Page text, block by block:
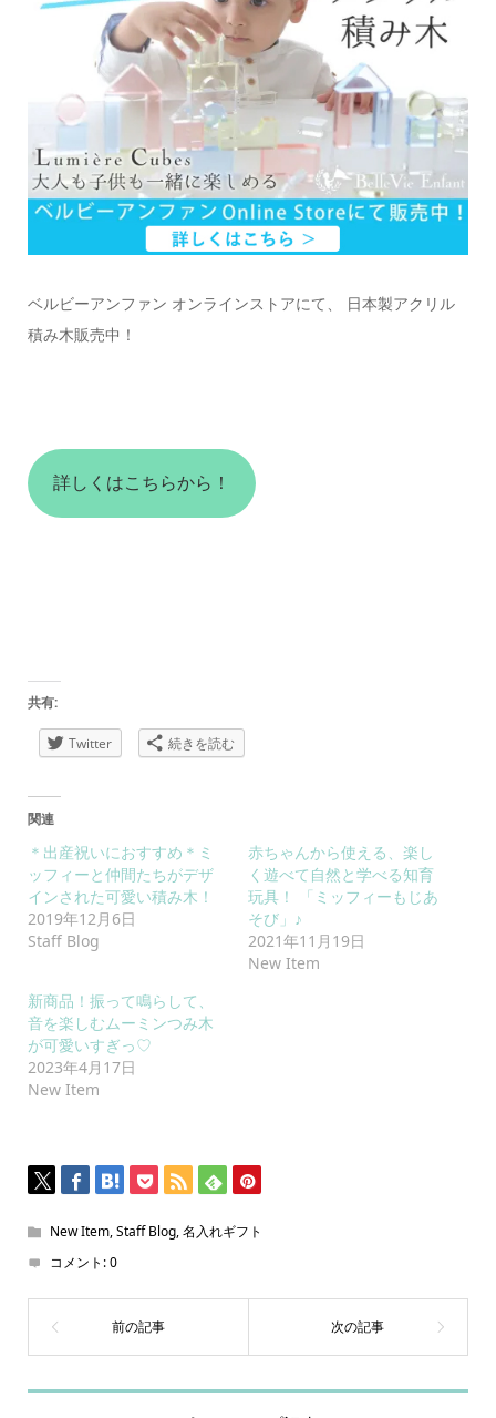
ベルビーアンファン オンラインストアにて、 日本製アクリル
積み木販売中！
詳しくはこちらから！
共有:
Twitter 続きを読む
関連
＊出産祝いにおすすめ＊ミ
ッフィーと仲間たちがデザ
インされた可愛い積み木！
2019年12月6日
Staff Blog
赤ちゃんから使える、楽し
く遊べて自然と学べる知育
玩具！ 「ミッフィーもじあ
そび」♪
2021年11月19日
New Item
新商品！振って鳴らして、
音を楽しむムーミンつみ木
が可愛いすぎっ♡
2023年4月17日
New Item
New Item,Staff Blog,名入れギフト
コメント:0